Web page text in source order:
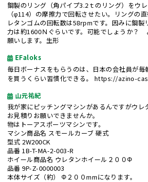
鋼製のリング（角パイプ3.2ｔのリング）をウ
（φ114）の摩擦力で回転させたい。リングの
レタンゴムの回転数は58rpmです。因みに鋼製
力は約1600Ｎぐらいです。可能でしょうか？
願いします。生形
EFaloks
毎日ボーナスをもらうのは、日本の会社員が毎
を買うくらい習慣化できる。 https://azino-
山元祐紀
我が家にピッチングマシンがあるんですがウレ
お見積りお願いできませんか。
物はトーアスポーツマシンです。
マシン商品名 スモールカーブ 硬式
型式 2W200CK
品番 1B-T-MA-2-003-R
ホイール商品名 ウレタンホイール２００Φ
品番 9P-Z-0000003
本体サイズ（約） Φ２００mmになります。